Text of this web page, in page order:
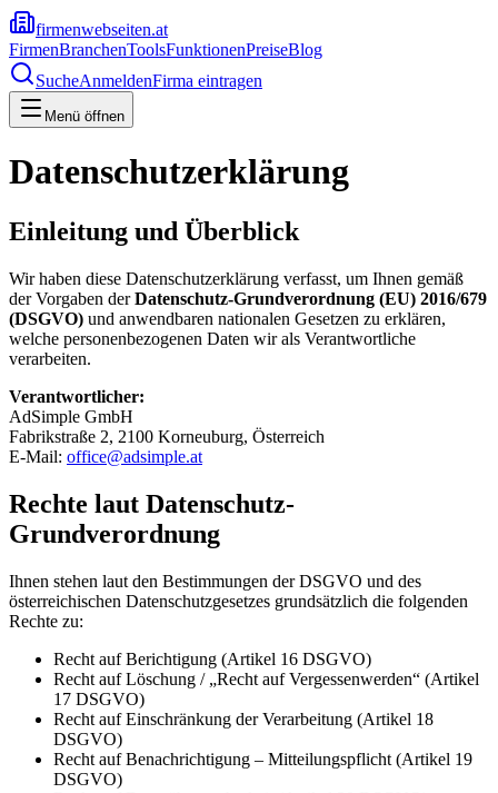
firmenwebseiten.at
FirmenBranchenToolsFunktionenPreiseBlog
SucheAnmeldenFirma eintragen
Menü öffnen
Datenschutzerklärung
Einleitung und Überblick
Wir haben diese Datenschutzerklärung verfasst, um Ihnen gemäß
der Vorgaben der Datenschutz-Grundverordnung (EU) 2016/679
(DSGVO) und anwendbaren nationalen Gesetzen zu erklären,
welche personenbezogenen Daten wir als Verantwortliche
verarbeiten.
Verantwortlicher:
AdSimple GmbH
Fabrikstraße 2, 2100 Korneuburg, Österreich
E-Mail: office@adsimple.at
Rechte laut Datenschutz-
Grundverordnung
Ihnen stehen laut den Bestimmungen der DSGVO und des
österreichischen Datenschutzgesetzes grundsätzlich die folgenden
Rechte zu:
Recht auf Berichtigung (Artikel 16 DSGVO)
Recht auf Löschung / „Recht auf Vergessenwerden“ (Artikel
17 DSGVO)
Recht auf Einschränkung der Verarbeitung (Artikel 18
DSGVO)
Recht auf Benachrichtigung – Mitteilungspflicht (Artikel 19
DSGVO)